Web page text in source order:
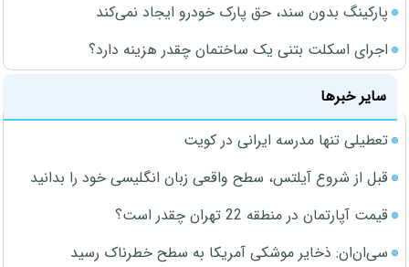
پارکینگ بدون سند، حق پارک خودرو ایجاد نمی‌کند
اجرای اسکلت بتنی یک ساختمان چقدر هزینه دارد؟
سایر خبرها
تعطیلی تنها مدرسه ایرانی در کویت
قبل از شروع آیلتس، سطح واقعی زبان انگلیسی خود را بدانید
قیمت آپارتمان در منطقه 22 تهران چقدر است؟
سی‌ان‌ان: ذخایر موشکی آمریکا به سطح خطرناک رسید